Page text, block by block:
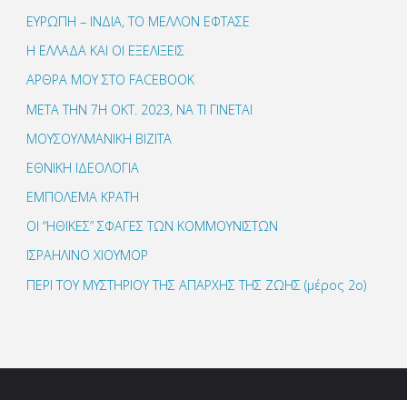
ΕΥΡΩΠΗ – ΙΝΔΙΑ, ΤΟ ΜΕΛΛΟΝ ΕΦΤΑΣΕ
Η ΕΛΛΑΔΑ ΚΑΙ ΟΙ ΕΞΕΛΙΞΕΙΣ
ΑΡΘΡΑ ΜΟΥ ΣΤΟ FACEBOOK
ΜΕΤΑ ΤΗΝ 7Η ΟΚΤ. 2023, ΝΑ ΤΙ ΓΙΝΕΤΑΙ
ΜΟΥΣΟΥΛΜΑΝΙΚΗ ΒΙΖΙΤΑ
ΕΘΝΙΚΗ ΙΔΕΟΛΟΓΙΑ
ΕΜΠΟΛΕΜΑ ΚΡΑΤΗ
ΟΙ “ΗΘΙΚΕΣ” ΣΦΑΓΕΣ ΤΩΝ ΚΟΜΜΟΥΝΙΣΤΩΝ
ΙΣΡΑΗΛΙΝΟ ΧΙΟΥΜΟΡ
ΠΕΡΙ ΤΟΥ ΜΥΣΤΗΡΙΟΥ ΤΗΣ ΑΠΑΡΧΗΣ ΤΗΣ ΖΩΗΣ (μέρος 2ο)